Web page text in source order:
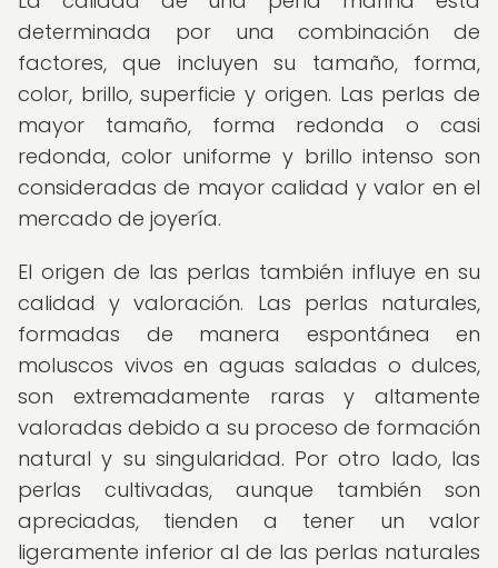
determinada por una combinación de
factores, que incluyen su tamaño, forma,
color, brillo, superficie y origen. Las perlas de
mayor tamaño, forma redonda o casi
redonda, color uniforme y brillo intenso son
consideradas de mayor calidad y valor en el
mercado de joyería.
El origen de las perlas también influye en su
calidad y valoración. Las perlas naturales,
formadas de manera espontánea en
moluscos vivos en aguas saladas o dulces,
son extremadamente raras y altamente
valoradas debido a su proceso de formación
natural y su singularidad. Por otro lado, las
perlas cultivadas, aunque también son
apreciadas, tienden a tener un valor
ligeramente inferior al de las perlas naturales